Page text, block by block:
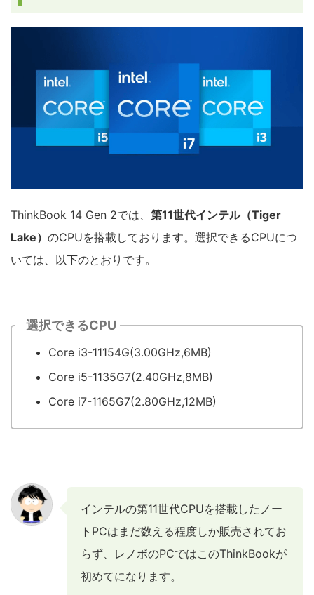
ThinkBook 14 Gen 2では、 第11世代インテル（Tiger
Lake） のCPUを搭載しております。選択できるCPUにつ
いては、以下のとおりです。
選択できるCPU
Core i3-11154G(3.00GHz,6MB)
Core i5-1135G7(2.40GHz,8MB)
Core i7-1165G7(2.80GHz,12MB)
インテルの第11世代CPUを搭載したノー
トPCはまだ数える程度しか販売されてお
らず、レノボのPCではこのThinkBookが
初めてになります。